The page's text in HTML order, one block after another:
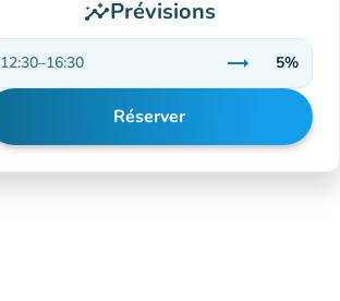
insightsPrévisions
12:30–16:30 trending_flat
Stable
5%
Réserver